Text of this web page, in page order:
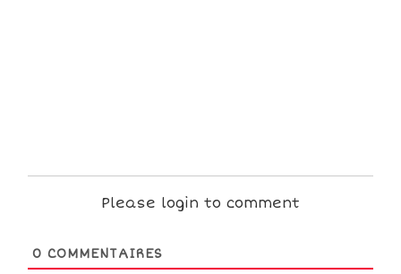
Please login to comment
0 COMMENTAIRES